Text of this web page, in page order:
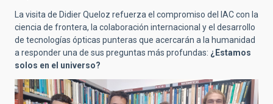
La visita de Didier Queloz refuerza el compromiso del IAC con la
ciencia de frontera, la colaboración internacional y el desarrollo
de tecnologías ópticas punteras que acercarán a la humanidad
a responder una de sus preguntas más profundas: ¿Estamos
solos en el universo?